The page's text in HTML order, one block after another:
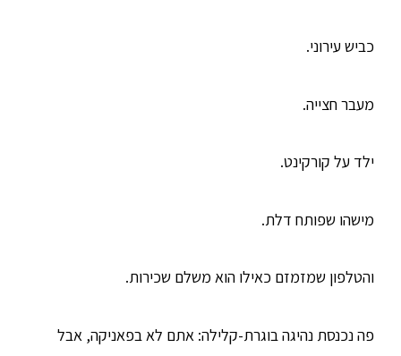
כביש עירוני.
מעבר חצייה.
ילד על קורקינט.
מישהו שפותח דלת.
והטלפון שמזמזם כאילו הוא משלם שכירות.
פה נכנסת נהיגה בוגרת-קלילה: אתם לא בפאניקה, אבל